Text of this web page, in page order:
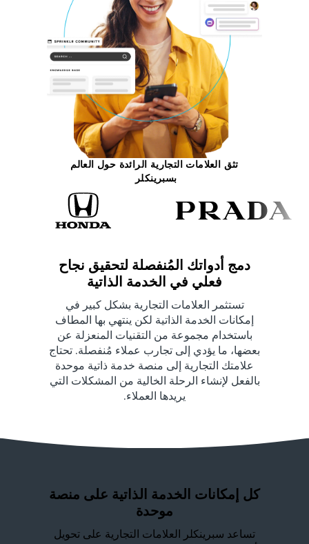
تثق العلامات التجارية الرائدة حول العالم
بسبرينكلر
دمج أدواتك المُنفصلة لتحقيق نجاح
فعلي في الخدمة الذاتية
تستثمر العلامات التجارية بشكل كبير في
إمكانات الخدمة الذاتية لكن ينتهي بها المطاف
باستخدام مجموعة من التقنيات المنعزلة عن
بعضها، ما يؤدي إلى تجارب عملاء مُنفصلة. تحتاج
علامتك التجارية إلى منصة خدمة ذاتية موحدة
بالفعل لإنشاء الرحلة الخالية من المشكلات التي
يريدها العملاء.
كل إمكانات الخدمة الذاتية على منصة
موحدة
تساعد سبرينكلر العلامات التجارية على تحويل